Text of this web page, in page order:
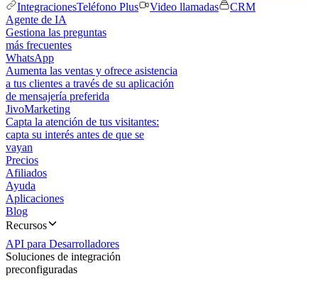
IntegracionesTeléfono Plus Video llamadas
CRM
Agente de IA
Gestiona las preguntas
más frecuentes
WhatsApp
Aumenta las ventas y ofrece asistencia
a tus clientes a través de su aplicación
de mensajería preferida
JivoMarketing
Capta la atención de tus visitantes:
capta su interés antes de que se
vayan
Precios
Afiliados
Ayuda
Aplicaciones
Blog
Recursos
API para Desarrolladores
Soluciones de integración
preconfiguradas